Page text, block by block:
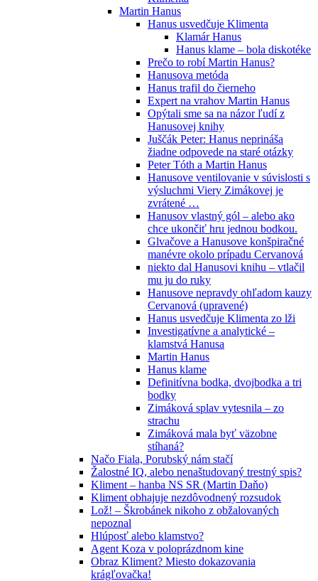
Martin Hanus
Hanus usvedčuje Klimenta
Klamár Hanus
Hanus klame – bola diskotéke
Prečo to robí Martin Hanus?
Hanusova metóda
Hanus trafil do čierneho
Expert na vrahov Martin Hanus
Opýtali sme sa na názor ľudí z
Hanusovej knihy
Juščák Peter: Hanus neprináša
žiadne odpovede na staré otázky
Peter Tóth a Martin Hanus
Hanusove ventilovanie v súvislosti s
výsluchmi Viery Zimákovej je
zvrátené …
Hanusov vlastný gól – alebo ako
chce ukončiť hru jednou bodkou.
Glvačove a Hanusove konšpiračné
manévre okolo prípadu Cervanová
niekto dal Hanusovi knihu – vtlačil
mu ju do ruky
Hanusove nepravdy ohľadom kauzy
Cervanová (upravené)
Hanus usvedčuje Klimenta zo lži
Investigatívne a analytické –
klamstvá Hanusa
Martin Hanus
Hanus klame
Definitívna bodka, dvojbodka a tri
bodky
Zimáková splav vytesnila – zo
strachu
Zimáková mala byť väzobne
stíhaná?
Načo Fiala, Porubský nám stačí
Žalostné IQ, alebo nenaštudovaný trestný spis?
Kliment – hanba NS SR (Martin Daňo)
Kliment obhajuje nezdôvodnený rozsudok
Lož! – Škrobánek nikoho z obžalovaných
nepoznal
Hlúposť alebo klamstvo?
Agent Koza v poloprázdnom kine
Obraz Kliment? Miesto dokazovania
krágľovačka!